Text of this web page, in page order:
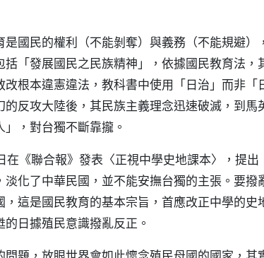
國民的權利（不能剝奪）與義務（不能規避）
括「發展國民之民族精神」，依據國民教育法，
根本違憲違法，教科書中使用「日治」而非「
的反攻大陸後，其民族主義理念迅速破滅，到馬
，對台獨不斷靠攏。
《聯合報》發表〈正視中學史地課本〉，提出
化了中華民國，並不能安撫台獨的主張。要撥
這是國民教育的基本宗旨，首應改正中學的史
日據殖民意識撥亂反正。